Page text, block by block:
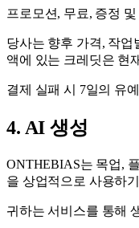
프로모션, 무료, 증정
당사는 향후 가격, 작업
액에 있는 크레딧은 현
결제 실패 시 7일의 유
4. AI 생성
ONTHEBIAS는 목업,
을 상업적으로 사용하
귀하는 서비스를 통해